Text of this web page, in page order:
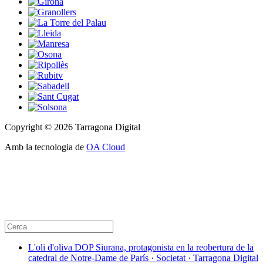
Copyright © 2026 Tarragona Digital
Amb la tecnologia de OA Cloud
L'oli d'oliva DOP Siurana, protagonista en la reobertura de la
catedral de Notre-Dame de París · Societat · Tarragona Digital